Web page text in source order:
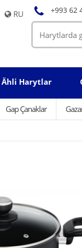
RU +993 62
Ähli Harytlar
Gap Çanaklar